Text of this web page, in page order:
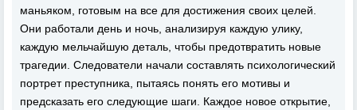
маньяком, готовым на все для достижения своих целей.
Они работали день и ночь, анализируя каждую улику,
каждую мельчайшую деталь, чтобы предотвратить новые
трагедии. Следователи начали составлять психологический
портрет преступника, пытаясь понять его мотивы и
предсказать его следующие шаги. Каждое новое открытие,